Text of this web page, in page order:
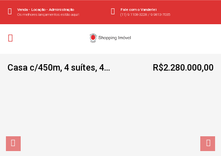
Fale com o Vanderlei
(11) 9.1108-3228 / 9.9813-7035
Venda - Locação - Administração
Os melhores lançamentos estão aqui !
Casa c/450m, 4 suítes, 4 vagas – Recanto Impla R$2.280.000,00